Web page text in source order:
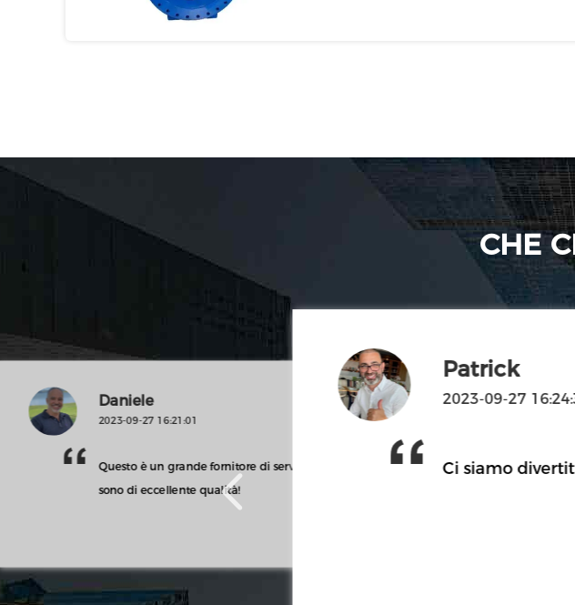
CHE
Daniele
2023-09-27 16:21:01
Questo è un grande fornitore di servizi e i loro prodotti
sono di eccellente qualità!
Patrick
2023-09-27
Ci siamo